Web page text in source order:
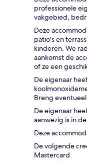
professionele
vakgebied,
Deze
patio's en
kinderen. We
aankomst de
of ze een
De eigenaar
Breng
De eigenaar
aanwezig is in
Deze
De volgende
Mastercard